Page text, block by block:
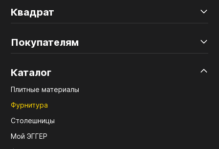
Квадрат
Покупателям
Каталог
Плитные материалы
Фурнитура
Столешницы
Мой ЭГГЕР